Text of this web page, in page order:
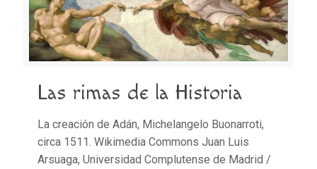
Las rimas de la Historia
La creación de Adán, Michelangelo Buonarroti,
circa 1511. Wikimedia Commons Juan Luis
Arsuaga, Universidad Complutense de Madrid /